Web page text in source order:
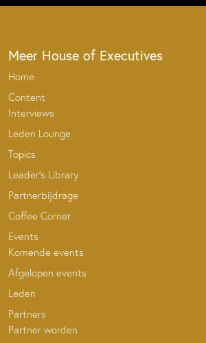
Meer House of Executives
Home
Content
Interviews
Leden Lounge
Topics
Leader’s Library
Partnerbijdrage
Coffee Corner
Events
Komende events
Afgelopen events
Leden
Partners
Partner worden